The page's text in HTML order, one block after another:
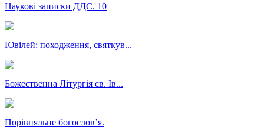
Наукові записки ДДС. 10
Ювілей: походження, святкув...
Божественна Літургія св. Ів...
Порівняльне богословʼя.